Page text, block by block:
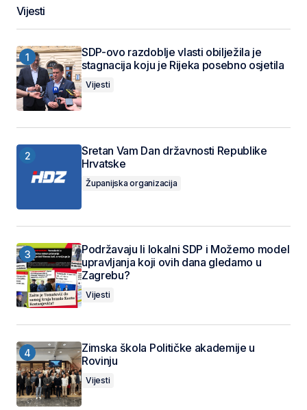
Vijesti
SDP-ovo razdoblje vlasti obilježila je
stagnacija koju je Rijeka posebno osjetila
Vijesti
Sretan Vam Dan državnosti Republike
Hrvatske
Županijska organizacija
Podržavaju li lokalni SDP i Možemo model
upravljanja koji ovih dana gledamo u
Zagrebu?
Vijesti
Zimska škola Političke akademije u
Rovinju
Vijesti